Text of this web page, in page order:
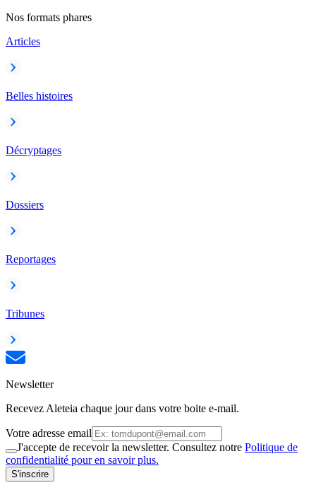
Nos formats phares
Articles
Belles histoires
Décryptages
Dossiers
Reportages
Tribunes
Newsletter
Recevez Aleteia chaque jour dans votre boite e-mail.
Votre adresse email
J'accepte de recevoir la newsletter. Consultez notre Politique de
confidentialité pour en savoir plus.
S'inscrire